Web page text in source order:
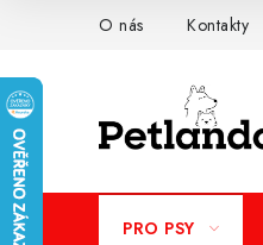
O nás Kontakty
PRO PSY